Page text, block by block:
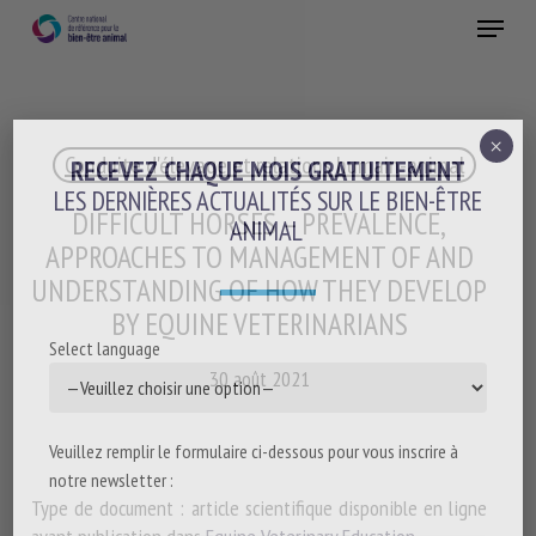
Menu
Conduite d'élevage et relations humain-animal
DIFFICULT HORSES – PREVALENCE,
APPROACHES TO MANAGEMENT OF AND
UNDERSTANDING OF HOW THEY DEVELOP
BY EQUINE VETERINARIANS
30 août 2021
Type de document : article scientifique disponible en ligne
RECEVEZ CHAQUE MOIS GRATUITEMENT
LES DERNIÈRES ACTUALITÉS SUR LE BIEN-ÊTRE
ANIMAL
Select language
Veuillez remplir le formulaire ci-dessous pour vous inscrire à
notre newsletter :
×